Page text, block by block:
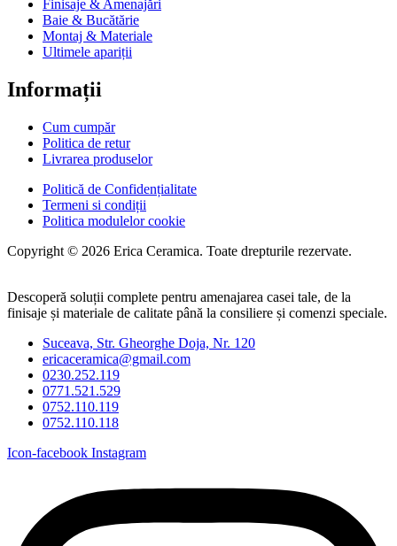
Finisaje & Amenajări
Baie & Bucătărie
Montaj & Materiale
Ultimele apariții
Informații
Cum cumpăr
Politica de retur
Livrarea produselor
Politică de Confidențialitate
Termeni si condiții
Politica modulelor cookie
Copyright © 2026 Erica Ceramica. Toate drepturile rezervate.
Descoperă soluții complete pentru amenajarea casei tale, de la
finisaje și materiale de calitate până la consiliere și comenzi speciale.
Suceava, Str. Gheorghe Doja, Nr. 120
ericaceramica@gmail.com
0230.252.119
0771.521.529
0752.110.119
0752.110.118
Icon-facebook Instagram